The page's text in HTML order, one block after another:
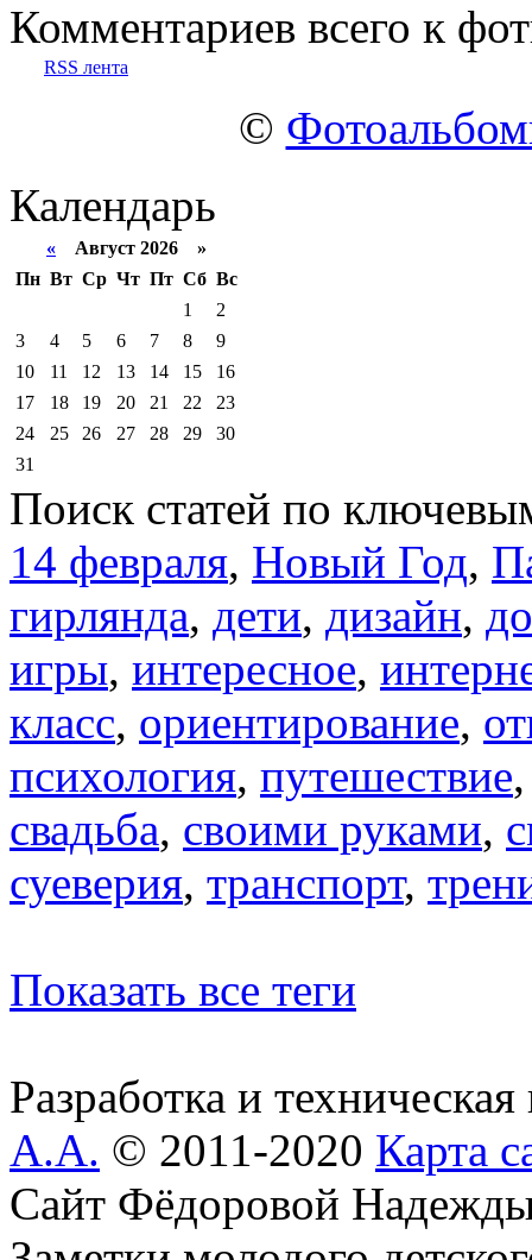
Комментариев всего к
RSS лента
©
Календарь
« Август 2026 »
Пн Вт Ср Чт Пт Сб Вс
1
2
3
4 5 6 7 8
9
10
11 12 13 14 15
16
17
18 19 20 21 22
23
24
25 26 27 28 29
30
31
Поиск статей по
14 февраля, Новый Год,
гирлянда, дети, дизайн,
игры, интересное,
класс, ориентирование,
психология, путешествие
свадьба, своими руками,
суеверия, транспорт,
Показать все теги
Разработка и
А.А. © 2011-2020 Карта
Сайт Фёдоровой